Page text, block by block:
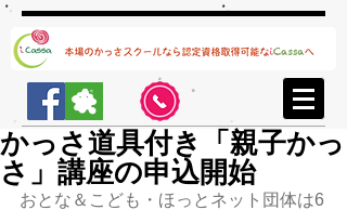
かっさ道具付き「親子かっ
さ」講座の申込開始
おとな＆こども・ほっとネット団体は6